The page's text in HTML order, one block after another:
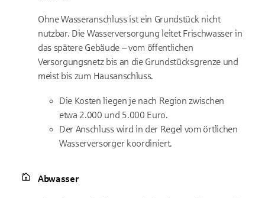
Ohne Wasseranschluss ist ein Grundstück nicht
nutzbar. Die Wasserversorgung leitet Frischwasser in
das spätere Gebäude – vom öffentlichen
Versorgungsnetz bis an die Grundstücksgrenze und
meist bis zum Hausanschluss.
Die Kosten liegen je nach Region zwischen
etwa 2.000 und 5.000 Euro.
Der Anschluss wird in der Regel vom örtlichen
Wasserversorger koordiniert.
Abwasser